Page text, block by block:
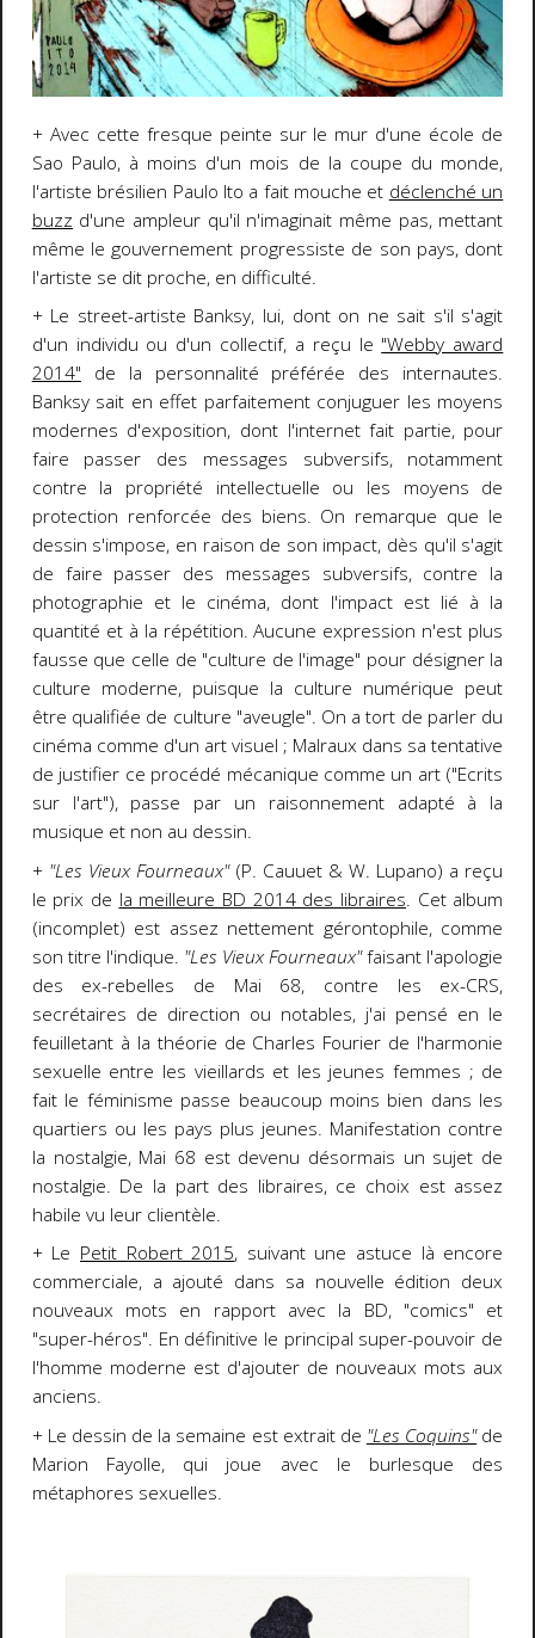
+ Avec cette fresque peinte sur le mur d'une école de
Sao Paulo, à moins d'un mois de la coupe du monde,
l'artiste brésilien Paulo Ito a fait mouche et déclenché un
buzz d'une ampleur qu'il n'imaginait même pas, mettant
même le gouvernement progressiste de son pays, dont
l'artiste se dit proche, en difficulté.
+ Le street-artiste Banksy, lui, dont on ne sait s'il s'agit
d'un individu ou d'un collectif, a reçu le "Webby award
2014" de la personnalité préférée des internautes.
Banksy sait en effet parfaitement conjuguer les moyens
modernes d'exposition, dont l'internet fait partie, pour
faire passer des messages subversifs, notamment
contre la propriété intellectuelle ou les moyens de
protection renforcée des biens. On remarque que le
dessin s'impose, en raison de son impact, dès qu'il s'agit
de faire passer des messages subversifs, contre la
photographie et le cinéma, dont l'impact est lié à la
quantité et à la répétition. Aucune expression n'est plus
fausse que celle de "culture de l'image" pour désigner la
culture moderne, puisque la culture numérique peut
être qualifiée de culture "aveugle". On a tort de parler du
cinéma comme d'un art visuel ; Malraux dans sa tentative
de justifier ce procédé mécanique comme un art ("Ecrits
sur l'art"), passe par un raisonnement adapté à la
musique et non au dessin.
+ "Les Vieux Fourneaux"(P. Cauuet & W. Lupano) a reçu
le prix de la meilleure BD 2014 des libraires. Cet album
(incomplet) est assez nettement gérontophile, comme
son titre l'indique. "Les Vieux Fourneaux"faisant l'apologie
des ex-rebelles de Mai 68, contre les ex-CRS,
secrétaires de direction ou notables, j'ai pensé en le
feuilletant à la théorie de Charles Fourier de l'harmonie
sexuelle entre les vieillards et les jeunes femmes ; de
fait le féminisme passe beaucoup moins bien dans les
quartiers ou les pays plus jeunes. Manifestation contre
la nostalgie, Mai 68 est devenu désormais un sujet de
nostalgie. De la part des libraires, ce choix est assez
habile vu leur clientèle.
+ Le Petit Robert 2015, suivant une astuce là encore
commerciale, a ajouté dans sa nouvelle édition deux
nouveaux mots en rapport avec la BD, "comics" et
"super-héros". En définitive le principal super-pouvoir de
l'homme moderne est d'ajouter de nouveaux mots aux
anciens.
+ Le dessin de la semaine est extrait de "Les Coquins"de
Marion Fayolle, qui joue avec le burlesque des
métaphores sexuelles.